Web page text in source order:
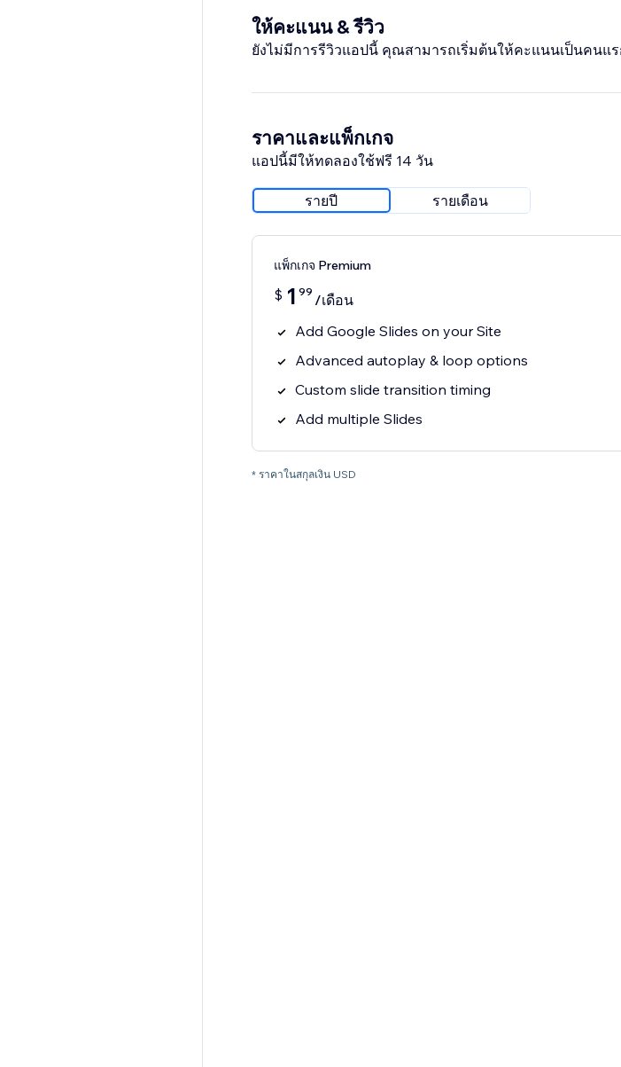
ให้คะแนน & รีวิว
ยังไม่มีการรีวิวแอปนี้ คุณสามารถเริ่มต้นให้คะแนนเป็นคนแ
ราคาและแพ็กเกจ
แอปนี้มีให้ทดลองใช้ฟรี 14 วัน
รายปี รายเดือน
แพ็กเกจ Premium
$ 1 99 /เดือน
Add Google Slides on your Site
Advanced autoplay & loop options
Custom slide transition timing
Add multiple Slides
* ราคาในสกุลเงิน USD